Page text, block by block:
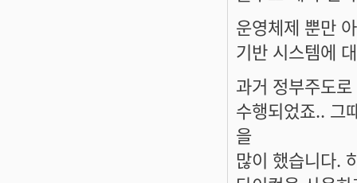
운영체제 뿐만
기반 시스템에
과거 정부주도
수행되었죠.. 그
을
많이 했습니다.